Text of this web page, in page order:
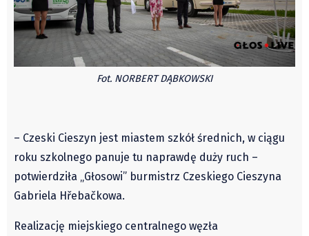
Świat
Kongres Polaków
Sejmiki Gminne 2024
Kultura
Recenzje
Pop Art
Wydarzenia
Nasze biblioteki
Fot. NORBERT DĄBKOWSKI
– Czeski Cieszyn jest miastem szkół średnich, w ciągu
roku szkolnego panuje tu naprawdę duży ruch –
potwierdziła „Głosowi” burmistrz Czeskiego Cieszyna
Gabriela Hřebačkowa.
Realizację miejskiego centralnego węzła